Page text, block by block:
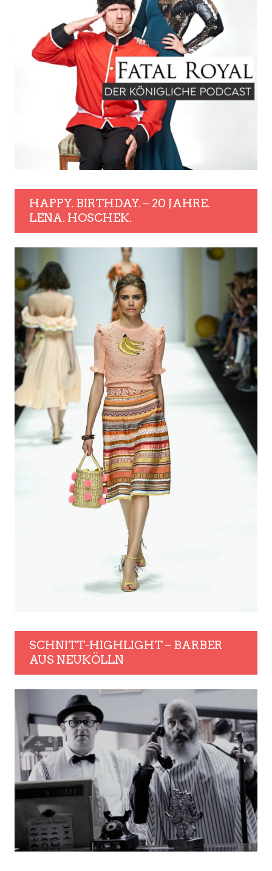
HAPPY. BIRTHDAY. – 20 JAHRE.
LENA. HOSCHEK.
SCHNITT-HIGHLIGHT – BARBER
AUS NEUKÖLLN